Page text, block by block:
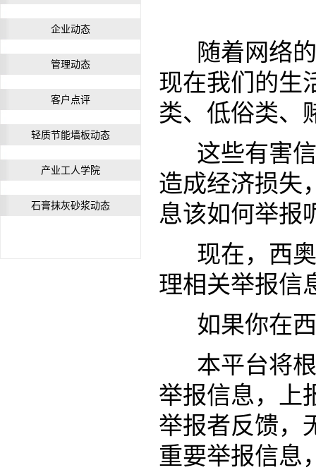
企业动态
管理动态
客户点评
轻质节能墙板动态
产业工人学院
石膏抹灰砂浆动态
随着网络的
现在我们的生
类、低俗类、
这些有害信
造成经济损失
息该如何举报
现在，西奥
理相关举报信
如果你在
本平台将根
举报信息，上
举报者反馈，
重要举报信息